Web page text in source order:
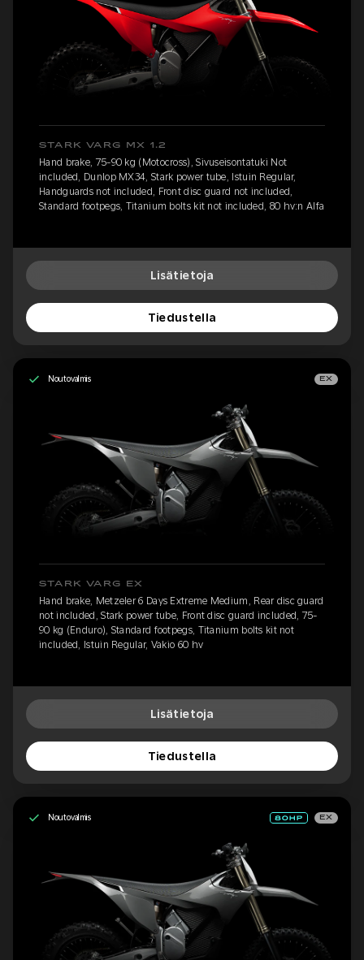
STARK VARG MX 1.2
Hand brake, 75-90 kg (Motocross), Sivuseisontatuki Not
included, Dunlop MX34, Stark power tube, Istuin Regular,
Handguards not included, Front disc guard not included,
Standard footpegs, Titanium bolts kit not included, 80 hv:n Alfa
Lisätietoja
Tiedustella
Noutovalmis EX
STARK VARG EX
Hand brake, Metzeler 6 Days Extreme Medium, Rear disc guard
not included, Stark power tube, Front disc guard included, 75-
90 kg (Enduro), Standard footpegs, Titanium bolts kit not
included, Istuin Regular, Vakio 60 hv
Lisätietoja
Tiedustella
Noutovalmis EX